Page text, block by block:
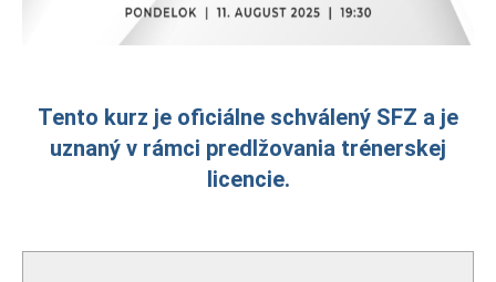
Tento kurz je oficiálne schválený SFZ a je
uznaný v rámci predlžovania trénerskej
licencie.